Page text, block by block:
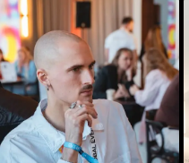
Стать партнёром